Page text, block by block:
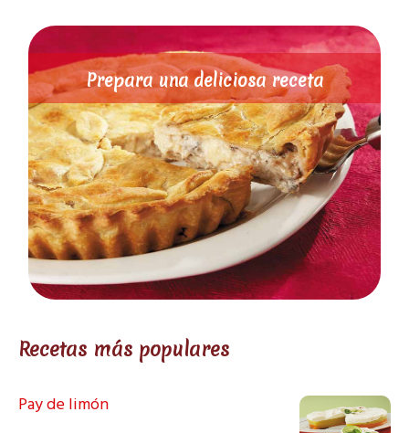
Prepara una deliciosa receta
Recetas más populares
Pay de limón